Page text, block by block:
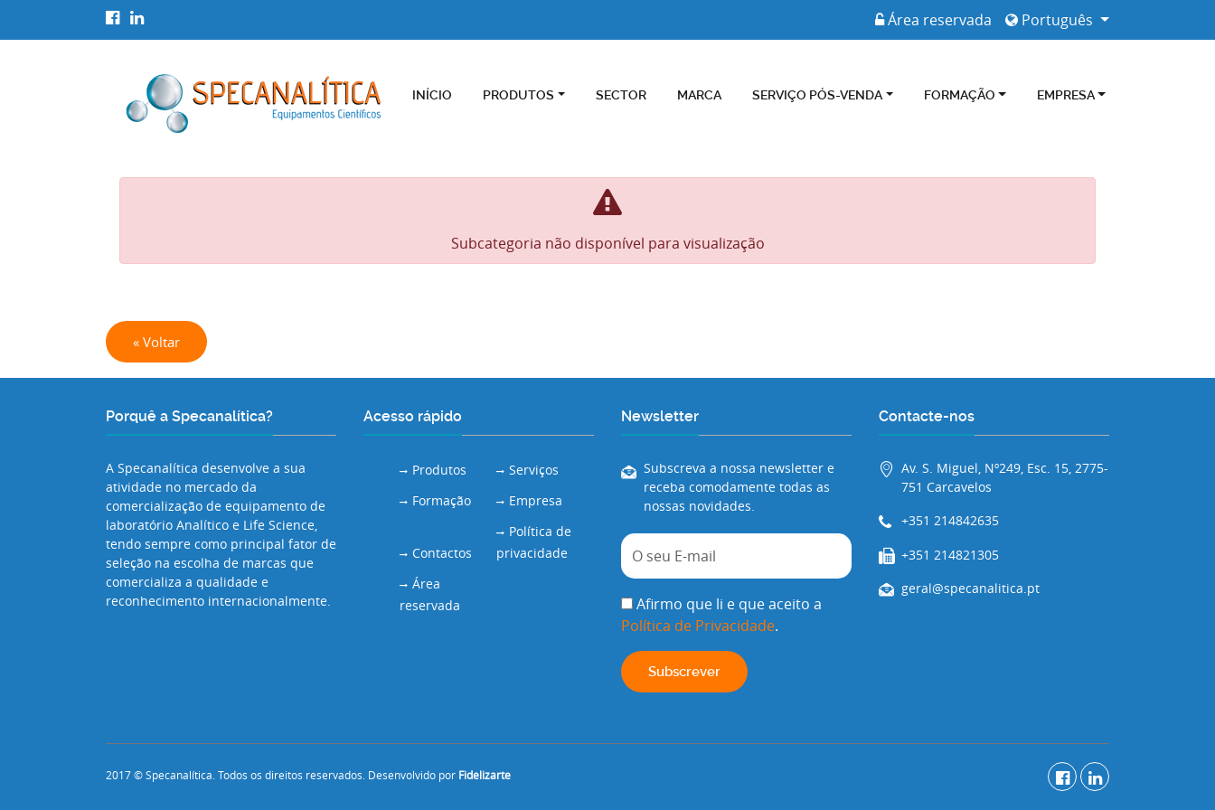
Português
Área reservada
INÍCIO PRODUTOS SECTOR MARCA SERVIÇO PÓS-VENDA FORMAÇÃO EMPRESA
Subcategoria não disponível para visualização
« Voltar
Porquê a Specanalítica?
A Specanalítica desenvolve a sua
atividade no mercado da
comercialização de equipamento de
laboratório Analítico e Life Science,
tendo sempre como principal fator de
seleção na escolha de marcas que
comercializa a qualidade e
reconhecimento internacionalmente.
Acesso rápido
Produtos
Serviços
Formação
Empresa
Contactos
Política de
privacidade
Área
reservada
Newsletter
Subscreva a nossa newsletter e
receba comodamente todas as
nossas novidades.
Afirmo que li e que aceito a
Política de Privacidade.
Contacte-nos
Av. S. Miguel, Nº249, Esc. 15, 2775-
751 Carcavelos
+351 214842635
+351 214821305
geral@specanalitica.pt
2017 © Specanalítica. Todos os direitos reservados. Desenvolvido por Fidelizarte